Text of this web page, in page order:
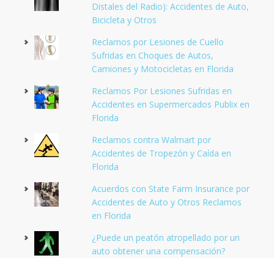
Distales del Radio): Accidentes de Auto,
Bicicleta y Otros
Reclamos por Lesiones de Cuello
Sufridas en Choques de Autos,
Camiones y Motocicletas en Florida
Reclamos Por Lesiones Sufridas en
Accidentes en Supermercados Publix en
Florida
Reclamos contra Walmart por
Accidentes de Tropezón y Caída en
Florida
Acuerdos con State Farm Insurance por
Accidentes de Auto y Otros Reclamos
en Florida
¿Puede un peatón atropellado por un
auto obtener una compensación?